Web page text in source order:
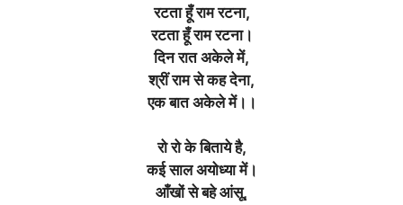
रटता हूँ राम रटना,
रटता हूँ राम रटना।
दिन रात अकेले में,
श्रीं राम से कह देना,
एक बात अकेले में।।
रो रो के बिताये है,
कई साल अयोध्या में।
आँखों से बहे आंसू,